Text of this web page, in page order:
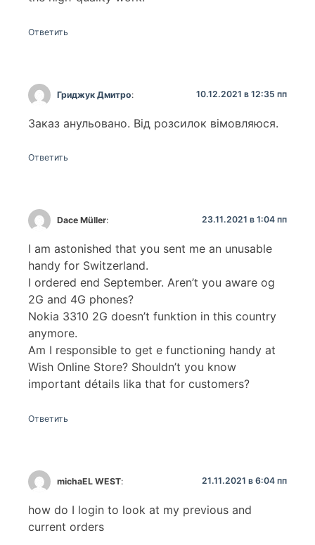
Ответить
Гриджук Дмитро: 10.12.2021 в 12:35 пп
Заказ анульовано. Від розсилок вімовляюся.
Ответить
Dace Müller: 23.11.2021 в 1:04 пп
I am astonished that you sent me an unusable
handy for Switzerland.
I ordered end September. Aren’t you aware og
2G and 4G phones?
Nokia 3310 2G doesn’t funktion in this country
anymore.
Am I responsible to get e functioning handy at
Wish Online Store? Shouldn’t you know
important détails lika that for customers?
Ответить
michaEL WEST: 21.11.2021 в 6:04 пп
how do I login to look at my previous and
current orders